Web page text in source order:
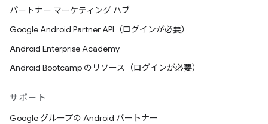
パートナー マーケティング ハブ
Google Android Partner API（ログインが必要）
Android Enterprise Academy
Android Bootcamp のリソース（ログインが必要）
サポート
Google グループの Android パートナー